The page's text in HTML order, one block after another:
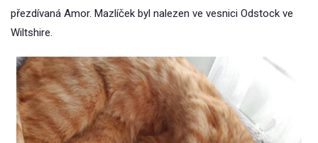
přezdívaná Amor. Mazlíček byl nalezen ve vesnici Odstock ve
Wiltshire.